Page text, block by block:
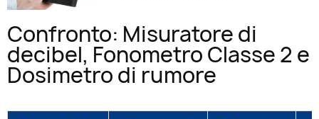
Confronto: Misuratore di
decibel, Fonometro Classe 2 e
Dosimetro di rumore